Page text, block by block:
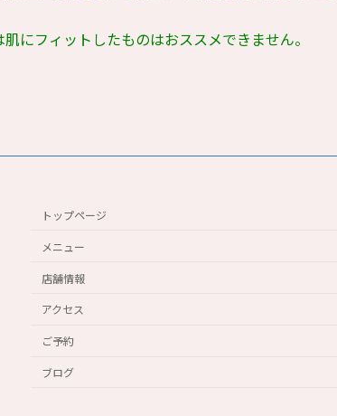
にフィットしたものはおススメできません。
トップページ
メニュー
店舗情報
アクセス
ご予約
ブログ